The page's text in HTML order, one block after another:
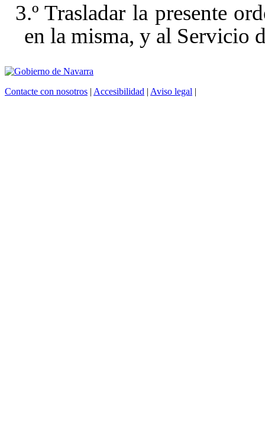
3.º Trasladar la presente
en la misma, y al Servicio
Contacte con nosotros | Accesibilidad | Aviso legal |